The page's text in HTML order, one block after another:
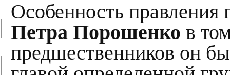
Особенность правления
Петра Порошенко в
предшественников он